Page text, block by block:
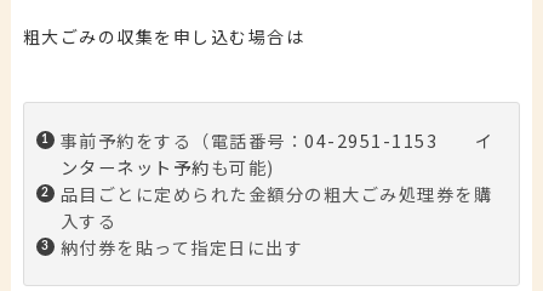
粗大ごみの収集を申し込む場合は
事前予約をする（電話番号：04-2951-1153
イ
ンターネット予約も可能)
品目ごとに定められた金額分の粗大ごみ処理券を購
入する
納付券を貼って指定日に出す